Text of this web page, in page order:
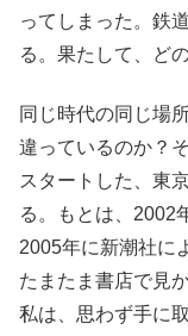
ってしまった。鉄
る。果たして、ど
同じ時代の同じ場
違っているのか？
スタートした、東
る。もとは、2002
2005年に新潮社に
たまたま書店で見
私は、思わず手に